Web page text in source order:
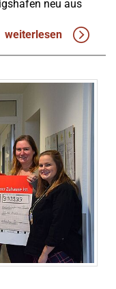
neu aus
weiterlesen